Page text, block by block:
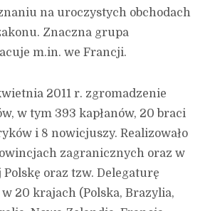
na uroczystych obchodach
Znaczna grupa
m.in. we Francji.
2011 r. zgromadzenie
w tym 393 kapłanów, 20 braci
i 8 nowicjuszy. Realizowało
zagranicznych oraz w
oraz tzw. Delegaturę
20 krajach (Polska, Brazylia,